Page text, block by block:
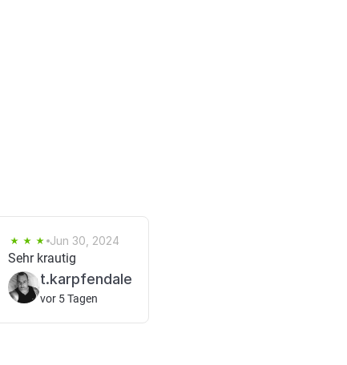
Jun 30, 2024
Sehr krautig
t.karpfendale
vor 5 Tagen